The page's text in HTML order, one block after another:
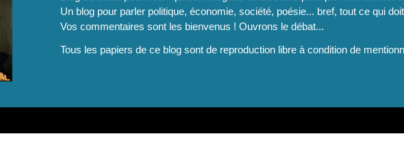
Un blog pour parler politique, économie, société, poésie... bref, tout ce qui
Vos commentaires sont les bienvenus ! Ouvrons le débat...
Tous les papiers de ce blog sont de reproduction libre à condition de